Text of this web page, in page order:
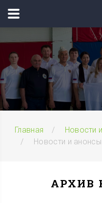
Главная
Новости
Новости и анонсы
АРХИВ